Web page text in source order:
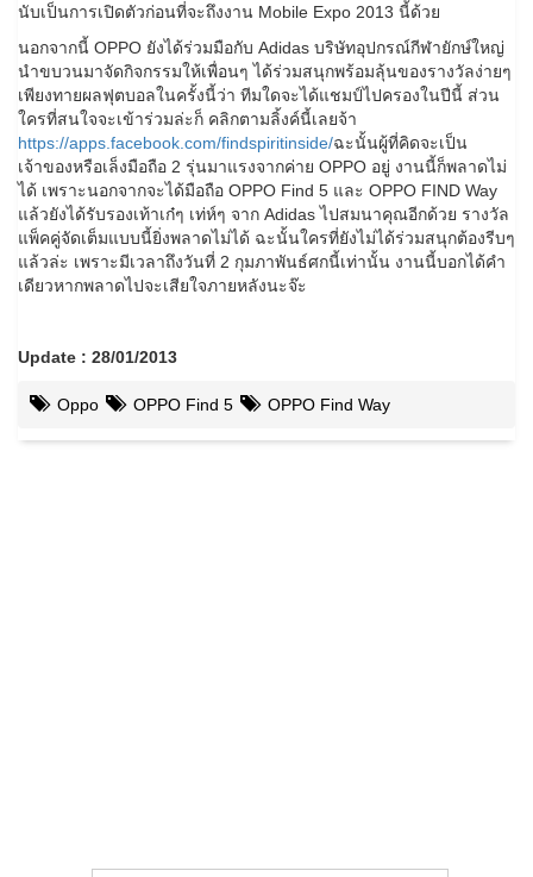
นับเป็นการเปิดตัวก่อนที่จะถึงงาน Mobile Expo 2013 นี้ด้วย
นอกจากนี้ OPPO ยังได้ร่วมมือกับ Adidas บริษัทอุปกรณ์กีฬายักษ์ใหญ่
นำขบวนมาจัดกิจกรรมให้เพื่อนๆ ได้ร่วมสนุกพร้อมลุ้นของรางวัลง่ายๆ
เพียงทายผลฟุตบอลในครั้งนี้ว่า ทีมใดจะได้แชมป์ไปครองในปีนี้ ส่วน
ใครที่สนใจจะเข้าร่วมล่ะก็ คลิกตามลิ้งค์นี้เลยจ้า
https://apps.facebook.com/findspiritinside/ฉะนั้นผู้ที่คิดจะเป็น
เจ้าของหรือเล็งมือถือ 2 รุ่นมาแรงจากค่าย OPPO อยู่ งานนี้ก็พลาดไม่
ได้ เพราะนอกจากจะได้มือถือ OPPO Find 5 และ OPPO FIND Way
แล้วยังได้รับรองเท้าเก๋ๆ เท่ห์ๆ จาก Adidas ไปสมนาคุณอีกด้วย รางวัล
แพ็คคู่จัดเต็มแบบนี้ยิ่งพลาดไม่ได้ ฉะนั้นใครที่ยังไม่ได้ร่วมสนุกต้องรีบๆ
แล้วล่ะ เพราะมีเวลาถึงวันที่ 2 กุมภาพันธ์ศกนี้เท่านั้น งานนี้บอกได้คำ
เดียวหากพลาดไปจะเสียใจภายหลังนะจ๊ะ
Update : 28/01/2013
Oppo OPPO Find 5 OPPO Find Way